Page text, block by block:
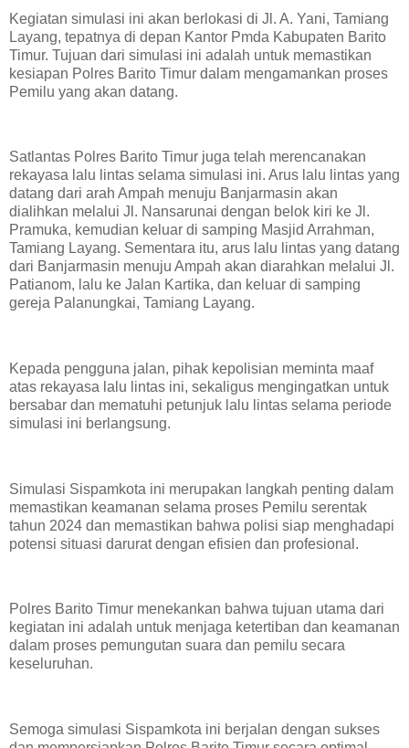
Kegiatan simulasi ini akan berlokasi di Jl. A. Yani, Tamiang
Layang, tepatnya di depan Kantor Pmda Kabupaten Barito
Timur. Tujuan dari simulasi ini adalah untuk memastikan
kesiapan Polres Barito Timur dalam mengamankan proses
Pemilu yang akan datang.
Satlantas Polres Barito Timur juga telah merencanakan
rekayasa lalu lintas selama simulasi ini. Arus lalu lintas yang
datang dari arah Ampah menuju Banjarmasin akan
dialihkan melalui Jl. Nansarunai dengan belok kiri ke Jl.
Pramuka, kemudian keluar di samping Masjid Arrahman,
Tamiang Layang. Sementara itu, arus lalu lintas yang datang
dari Banjarmasin menuju Ampah akan diarahkan melalui Jl.
Patianom, lalu ke Jalan Kartika, dan keluar di samping
gereja Palanungkai, Tamiang Layang.
Kepada pengguna jalan, pihak kepolisian meminta maaf
atas rekayasa lalu lintas ini, sekaligus mengingatkan untuk
bersabar dan mematuhi petunjuk lalu lintas selama periode
simulasi ini berlangsung.
Simulasi Sispamkota ini merupakan langkah penting dalam
memastikan keamanan selama proses Pemilu serentak
tahun 2024 dan memastikan bahwa polisi siap menghadapi
potensi situasi darurat dengan efisien dan profesional.
Polres Barito Timur menekankan bahwa tujuan utama dari
kegiatan ini adalah untuk menjaga ketertiban dan keamanan
dalam proses pemungutan suara dan pemilu secara
keseluruhan.
Semoga simulasi Sispamkota ini berjalan dengan sukses